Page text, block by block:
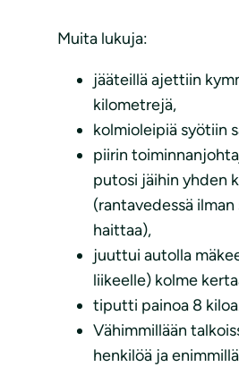
Muita lukuja:
jääteillä ajettiin
kilometrejä,
kolmioleipiä syötiin
piirin
putosi jäihin yhden
(rantavedessä
haittaa),
juuttui autolla
liikeelle) kolme
tiputti painoa 8
Vähimmillään
henkilöä ja